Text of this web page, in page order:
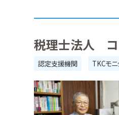
税理士法人 コ
認定支援機関 TKCモ